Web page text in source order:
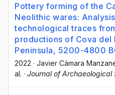
Pottery forming of the
Neolithic wares:
technological traces
productions of Cova del
Peninsula, 5200-4800
2022 · Javier Cámara
al. · Journal of Archaeological